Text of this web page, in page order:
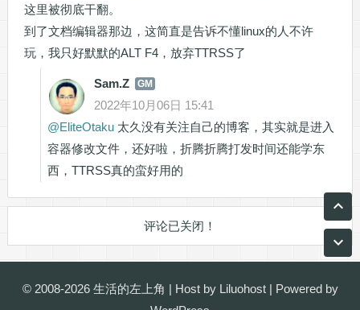
这里被彻底干翻。
到了文档编辑器那边，这简直是告诉不懂linux的人不许
玩，我只好默默的ALT F4，放弃TTRSS了
Sam.Z GM
2022年10月06日 15:41
@EliteOtaku太久没有关注自己的博客，其实就是进入
容器修改文件，还好啦，折腾折腾打发时间还能学东
西，TTRSS真的蛮好用的
评论已关闭！
© 2008-2026 生活的左上角 | Host by Liluohost| Powered by